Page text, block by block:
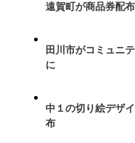
遠賀町が商品券配
田川市がコミュニ
に
中１の切り絵デザ
布